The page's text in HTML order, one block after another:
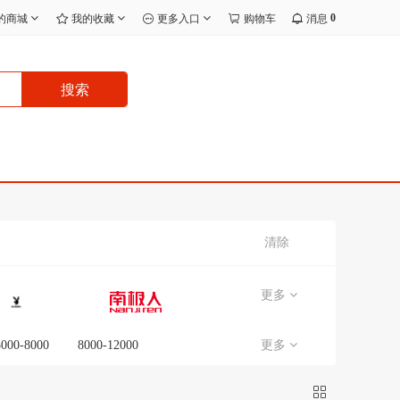
商城 我的收藏 更多入口 购物车 消息 0
搜索
清除
更多
8000 8000-12000 更多